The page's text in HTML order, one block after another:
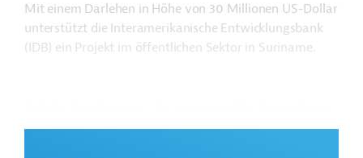
Mit einem Darlehen in Höhe von 30 Millionen US-Dollar
unterstützt die Interamerikanische Entwicklungsbank
(IDB) ein Projekt im öffentlichen Sektor in Suriname.
des Ministeriums für Umwelt und Raumplanung